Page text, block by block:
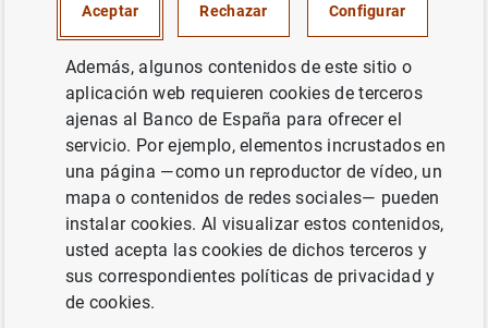
Encuesta sobre préstamos bancarios en la
zona del euro de enero de 2022 (410
KB
Siguiente
Evolución monetaria de la z...
Aceptar Rechazar Configurar
Además, algunos contenidos de este sitio o
aplicación web requieren cookies de terceros
ajenas al Banco de España para ofrecer el
servicio. Por ejemplo, elementos incrustados en
una página —como un reproductor de vídeo, un
mapa o contenidos de redes sociales— pueden
instalar cookies. Al visualizar estos contenidos,
usted acepta las cookies de dichos terceros y
sus correspondientes políticas de privacidad y
de cookies.